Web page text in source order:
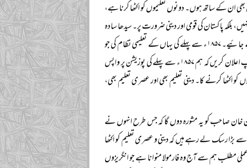
ان کے ساتھ ہوں۔ دونوں تعلیموں کو اکٹھا کرنا ہے،
بلکہ پاکستان کی قومی اور دینی ضرورت پر۔ سیدھا سادہ
فارمولا ہے کہ جہاں سے تقسیم کر کے الگ الگ کیا تھا، اس سے پہلے کی پوزیشن پر واپس چلے جائیے۔ ۱۸۵۷ء سے پہلے کی یہاں کے تعلیمی نظام کی جو
پوزیشن تھی، اس فارمولے اور اس فریم ورک کو قبول کر کے اس کا اعلان کر دیا جائے۔ آپ اعلان کریں کہ ہم ۱۸۵۷ء سے پہلے کی پوزیشن پر واپس
کرنے کا۔ دینی تعلیم بھی اور عصری تعلیم بھی،
خان صاحب کو یہ مشورہ دوں گا کہ جس طرح انہوں نے
بڑا رسک لے رہے ہیں کہ دینی و عصری تعلیم کو اکٹھا
مطلب ہم سے آج وہ فارمولا منوانا ہے جو انگریزوں